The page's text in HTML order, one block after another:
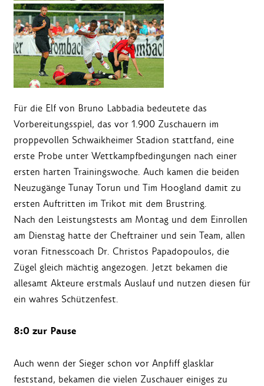
Für die Elf von Bruno Labbadia bedeutete das
Vorbereitungsspiel, das vor 1.900 Zuschauern im
proppevollen Schwaikheimer Stadion stattfand, eine
erste Probe unter Wettkampfbedingungen nach einer
ersten harten Trainingswoche. Auch kamen die beiden
Neuzugänge Tunay Torun und Tim Hoogland damit zu
ersten Auftritten im Trikot mit dem Brustring.
Nach den Leistungstests am Montag und dem Einrollen
am Dienstag hatte der Cheftrainer und sein Team, allen
voran Fitnesscoach Dr. Christos Papadopoulos, die
Zügel gleich mächtig angezogen. Jetzt bekamen die
allesamt Akteure erstmals Auslauf und nutzen diesen für
ein wahres Schützenfest.
8:0 zur Pause
Auch wenn der Sieger schon vor Anpfiff glasklar
feststand, bekamen die vielen Zuschauer einiges zu